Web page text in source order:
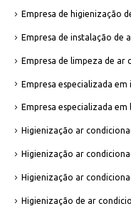
Empresa de higienização
Empresa de instalação de
Empresa de limpeza de ar
Empresa especializada
Empresa especializada
Higienização ar
Higienização ar
Higienização ar
Higienização de ar